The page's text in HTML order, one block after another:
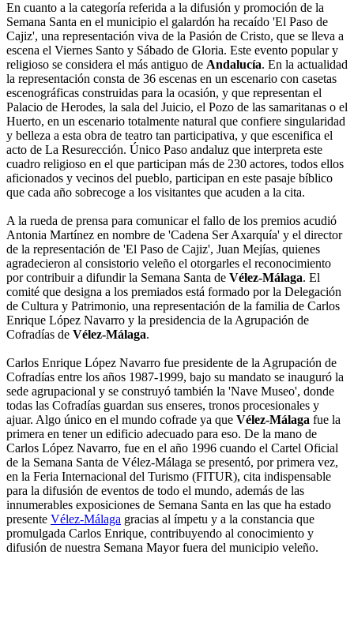
En cuanto a la categoría referida a la difusión y promoción de la
Semana Santa en el municipio el galardón ha recaído 'El Paso de
Cajiz', una representación viva de la Pasión de Cristo, que se lleva a
escena el Viernes Santo y Sábado de Gloria. Este evento popular y
religioso se considera el más antiguo de Andalucía. En la actualidad
la representación consta de 36 escenas en un escenario con casetas
escenográficas construidas para la ocasión, y que representan el
Palacio de Herodes, la sala del Juicio, el Pozo de las samaritanas o el
Huerto, en un escenario totalmente natural que confiere singularidad
y belleza a esta obra de teatro tan participativa, y que escenifica el
acto de La Resurección. Único Paso andaluz que interpreta este
cuadro religioso en el que participan más de 230 actores, todos ellos
aficionados y vecinos del pueblo, participan en este pasaje bíblico
que cada año sobrecoge a los visitantes que acuden a la cita.
A la rueda de prensa para comunicar el fallo de los premios acudió
Antonia Martínez en nombre de 'Cadena Ser Axarquía' y el director
de la representación de 'El Paso de Cajiz', Juan Mejías, quienes
agradecieron al consistorio veleño el otorgarles el reconocimiento
por contribuir a difundir la Semana Santa de Vélez-Málaga. El
comité que designa a los premiados está formado por la Delegación
de Cultura y Patrimonio, una representación de la familia de Carlos
Enrique López Navarro y la presidencia de la Agrupación de
Cofradías de Vélez-Málaga.
Carlos Enrique López Navarro fue presidente de la Agrupación de
Cofradías entre los años 1987-1999, bajo su mandato se inauguró la
sede agrupacional y se construyó también la 'Nave Museo', donde
todas las Cofradías guardan sus enseres, tronos procesionales y
ajuar. Algo único en el mundo cofrade ya que Vélez-Málaga fue la
primera en tener un edificio adecuado para eso. De la mano de
Carlos López Navarro, fue en el año 1996 cuando el Cartel Oficial
de la Semana Santa de Vélez-Málaga se presentó, por primera vez,
en la Feria Internacional del Turismo (FITUR), cita indispensable
para la difusión de eventos de todo el mundo, además de las
innumerables exposiciones de Semana Santa en las que ha estado
presente Vélez-Málaga gracias al ímpetu y a la constancia que
promulgada Carlos Enrique, contribuyendo al conocimiento y
difusión de nuestra Semana Mayor fuera del municipio veleño.